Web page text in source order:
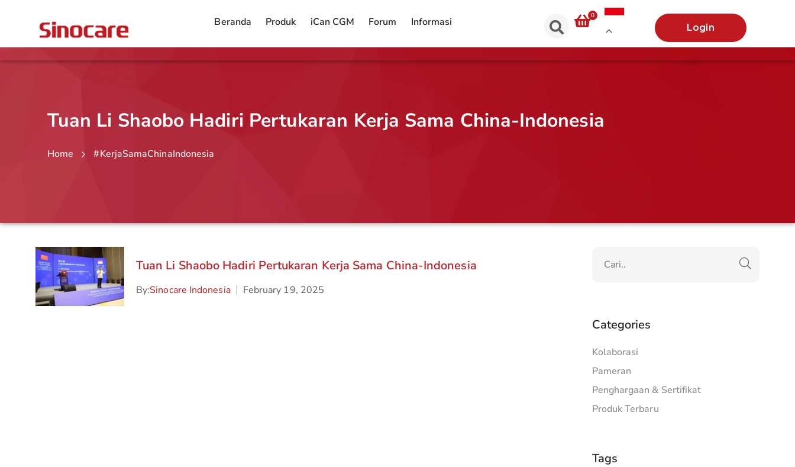
Beranda Produk iCan CGM Forum Informasi 0
Login
Tuan Li Shaobo Hadiri Pertukaran Kerja Sama China-Indonesia
Home #KerjaSamaChinaIndonesia
Tuan Li Shaobo Hadiri Pertukaran Kerja Sama China-Indonesia
By:Sinocare Indonesia February 19, 2025
Categories
Kolaborasi
Pameran
Penghargaan & Sertifikat
Produk Terbaru
Tags